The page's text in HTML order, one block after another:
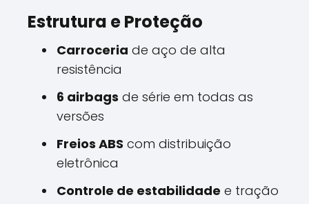
Estrutura e Proteção
Carroceria de aço de alta
resistência
6 airbags de série em todas as
versões
Freios ABS com distribuição
eletrônica
Controle de estabilidade e tração